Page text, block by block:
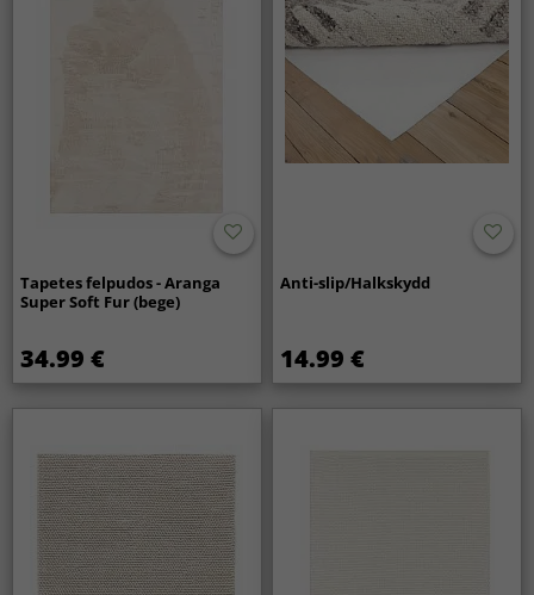
Tapetes felpudos - Aranga
Super Soft Fur (bege)
34.99 €
Anti-slip/Halkskydd
14.99 €